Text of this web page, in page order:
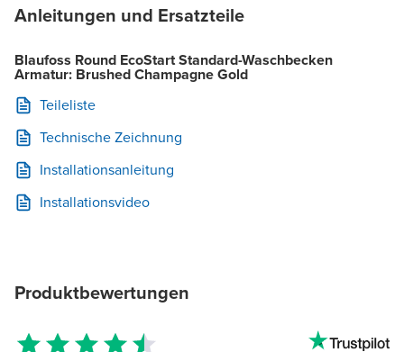
Anleitungen und Ersatzteile
Blaufoss Round EcoStart Standard-Waschbecken
Armatur: Brushed Champagne Gold
Teileliste
Technische Zeichnung
Installationsanleitung
Installationsvideo
Produktbewertungen